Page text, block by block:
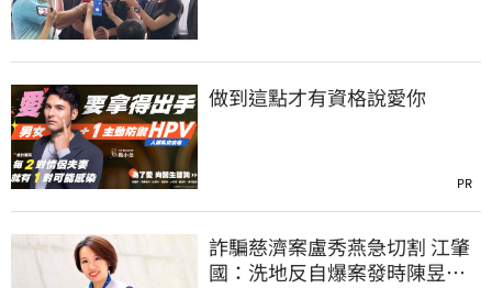
做到這點才有資格說愛你
PR
詐騙慈濟案盧秀燕急切割 江肇
國：洗地反自爆案發時陳昱瑄